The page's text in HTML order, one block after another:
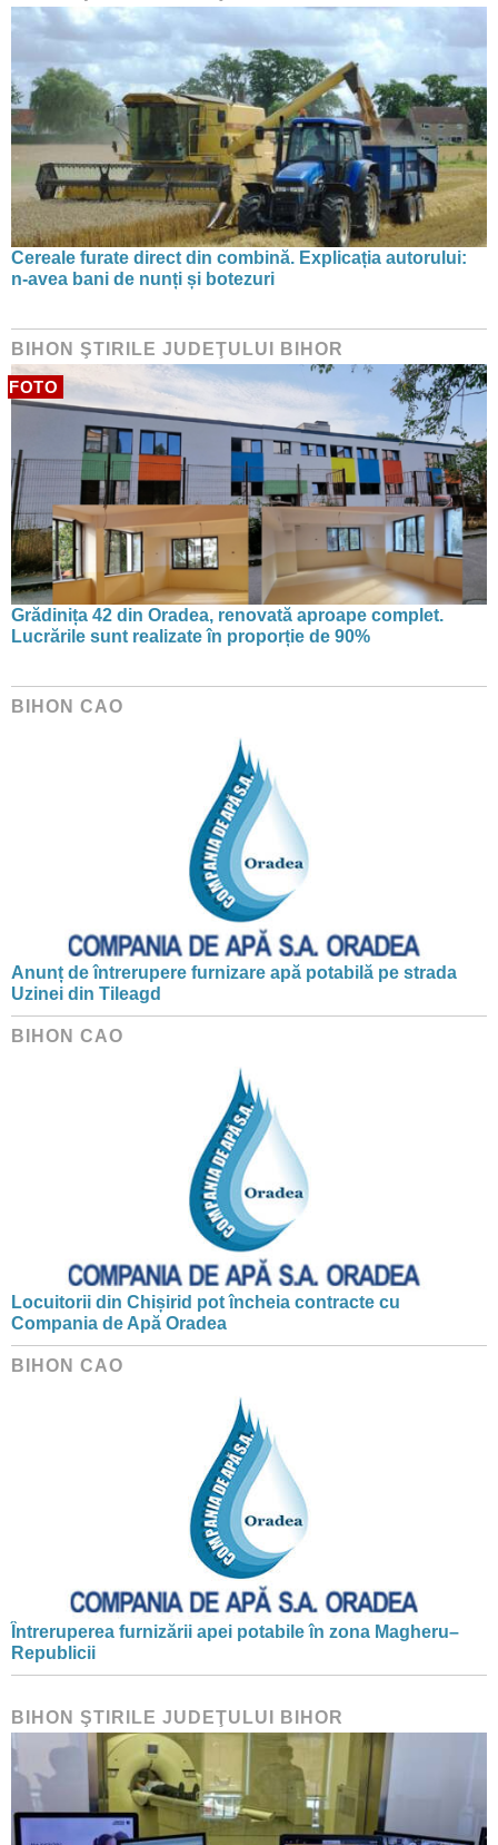
Cereale furate direct din combină. Explicația autorului:
n-avea bani de nunți și botezuri
BIHON ŞTIRILE JUDEŢULUI BIHOR
FOTO
Grădinița 42 din Oradea, renovată aproape complet.
Lucrările sunt realizate în proporție de 90%
BIHON CAO
Anunț de întrerupere furnizare apă potabilă pe strada
Uzinei din Tileagd
BIHON CAO
Locuitorii din Chișirid pot încheia contracte cu
Compania de Apă Oradea
BIHON CAO
Întreruperea furnizării apei potabile în zona Magheru–
Republicii
BIHON ŞTIRILE JUDEŢULUI BIHOR